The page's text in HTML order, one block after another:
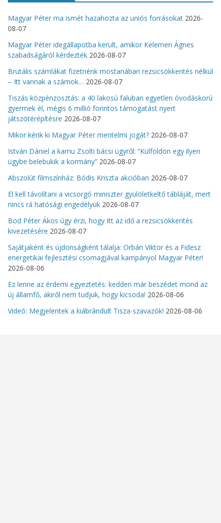
Magyar Péter ma ismét hazahozta az uniós forrásokat 2026-
08-07
Magyar Péter idegállapotba került, amikor Kelemen Ágnes
szabadságáról kérdezték 2026-08-07
Brutális számlákat fizetnénk mostanában rezsicsökkentés nélkül
– Itt vannak a számok… 2026-08-07
Tiszás közpénzosztás: a 40 lakosú faluban egyetlen óvodáskorú
gyermek él, mégis 6 millió forintos támogatást nyert
játszótérépítésre 2026-08-07
Mikor kérik ki Magyar Péter mentelmi jogát? 2026-08-07
István Dániel a kamu Zsolti bácsi ügyről: “Külföldön egy ilyen
ügybe belebukik a kormány” 2026-08-07
Abszolút filmszínház: Bódis Kriszta akcióban 2026-08-07
El kell távolítani a vicsorgó miniszter gyülöletkeltő tábláját, mert
nincs rá hatósági engedélyük 2026-08-07
Bod Péter Ákos úgy érzi, hogy Itt az idő a rezsicsökkentés
kivezetésére 2026-08-07
Sajátjaként és újdonságként tálalja: Orbán Viktor és a Fidesz
energetikai fejlesztési csomagjával kampányol Magyar Péter!
2026-08-06
Ez lenne az érdemi egyeztetés: kedden már beszédet mond az
új államfő, akiről nem tudjuk, hogy kicsoda! 2026-08-06
Videó: Megjelentek a kiábrándult Tisza-szavazók! 2026-08-06